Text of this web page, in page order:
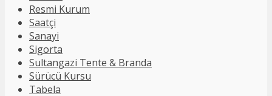
Resmi Kurum
Saatçi
Sanayi
Sigorta
Sultangazi Tente & Branda
Sürücü Kursu
Tabela